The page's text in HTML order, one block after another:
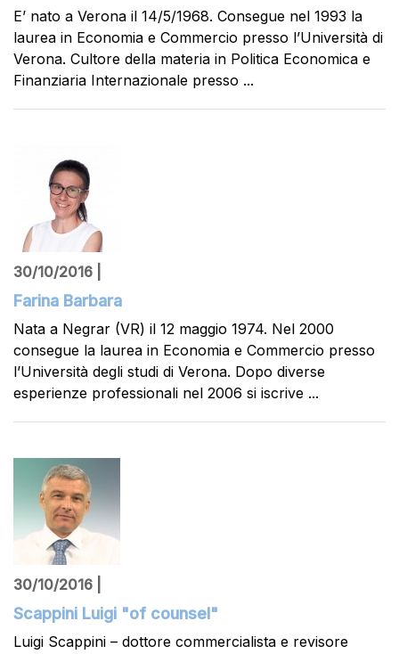
E’ nato a Verona il 14/5/1968. Consegue nel 1993 la
laurea in Economia e Commercio presso l’Università di
Verona. Cultore della materia in Politica Economica e
Finanziaria Internazionale presso ...
30/10/2016 |
Farina Barbara
Nata a Negrar (VR) il 12 maggio 1974. Nel 2000
consegue la laurea in Economia e Commercio presso
l’Università degli studi di Verona. Dopo diverse
esperienze professionali nel 2006 si iscrive ...
30/10/2016 |
Scappini Luigi "of counsel"
Luigi Scappini – dottore commercialista e revisore